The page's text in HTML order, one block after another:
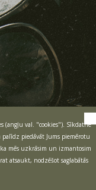
(angļu val. "cookies"). Sīkdatne
piedāvāt Jums piemērotu
mēs uzkrāsim un izmantosim
atsaukt, nodzēšot saglabātās